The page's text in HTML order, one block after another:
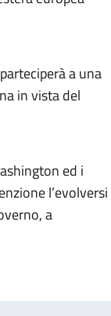
a una
in vista del
ed i
l’evolversi
a